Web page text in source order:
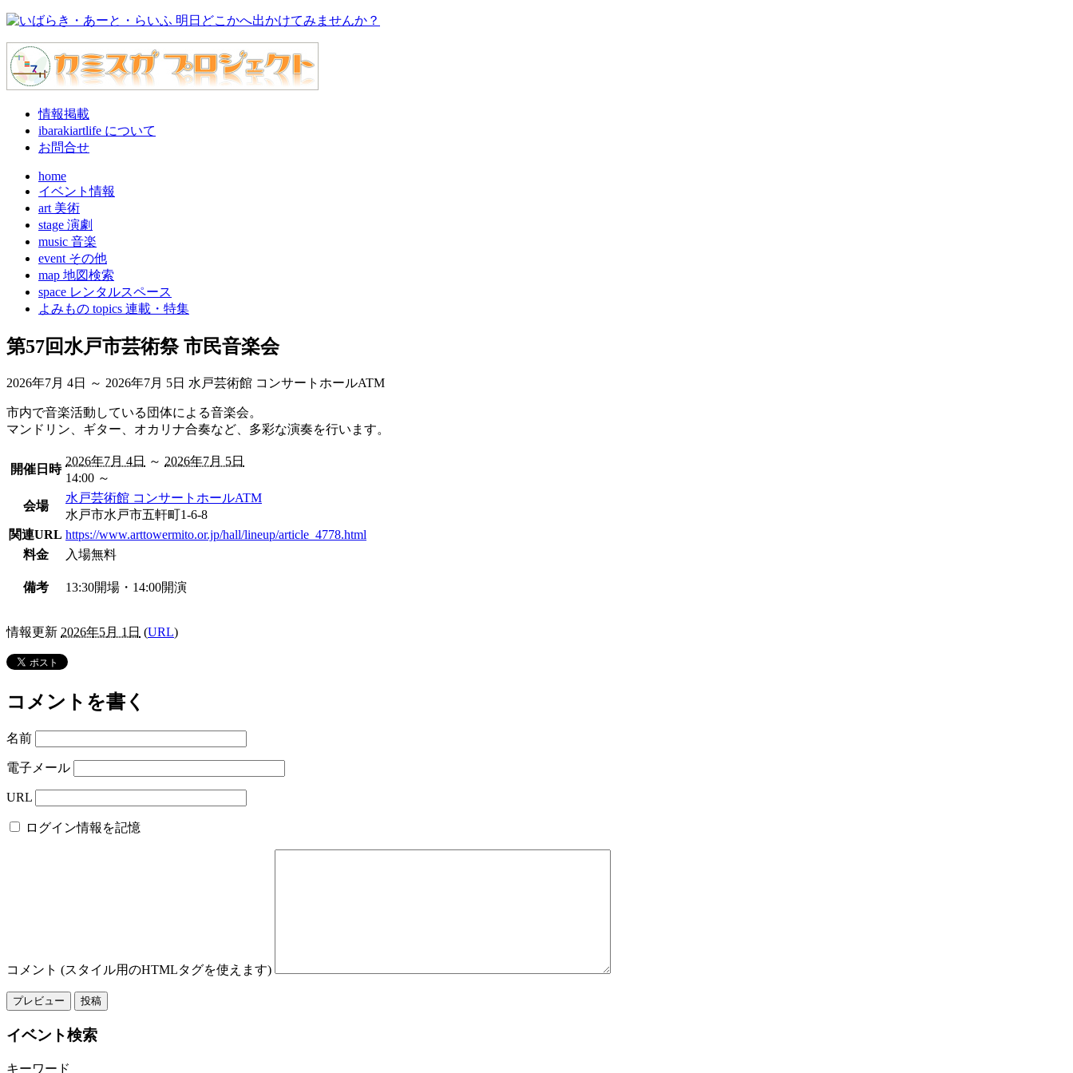
情報掲載
ibarakiartlife について
お問合せ
home
イベント情報
art 美術
stage 演劇
music 音楽
event その他
map 地図検索
space レンタルスペース
よみもの topics 連載・特集
第57回水戸市芸術祭 市民音楽会
2026年7月 4日 ～ 2026年7月 5日 水戸芸術館 コンサートホールATM
市内で音楽活動している団体による音楽会。
マンドリン、ギター、オカリナ合奏など、多彩な演奏を行います。
開催日時
2026年7月 4日 ～ 2026年7月 5日
14:00 ～
会場
水戸芸術館 コンサートホールATM
水戸市水戸市五軒町1-6-8
関連URL https://www.arttowermito.or.jp/hall/lineup/article_4778.html
料金
入場無料
備考 13:30開場・14:00開演
情報更新 2026年5月 1日 (URL)
コメントを書く
名前
電子メール
URL
ログイン情報を記憶
コメント (スタイル用のHTMLタグを使えます)
イベント検索
キーワード